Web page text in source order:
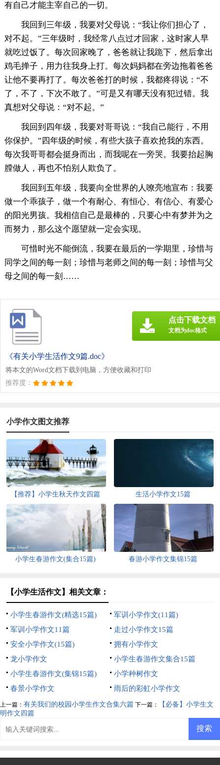
有自己才能主宰自己的一切。
我回到三年级，我要对父母说：“我让你们担心了，
对不起。”三年级时，我经常八点过才回家，这时家人早
就吃过饭了。每次回家晚了，爸爸就让我跪下，然后拿出
鸡毛掸子，用力往我身上打。每次妈妈都在旁边拖着爸爸
让他不要再打了。每次爸爸打的时候，我都疼得说：“不
了，不了，下次不敢了。”可是又有哪天没有犯过错。我
真想对父母说：“对不起。”
我回到四年级，我要对哥哥说：“我自己能行，不用
你保护。”四年级的时候，有些大孩子喜欢抢我的东西。
每次我哥哥都会挺身而出，而我呢在一旁哭。我要抬起胸
膛做人，再也不怕别人欺负了。
我回到五年级，我要向全世界的人嘹亮地宣布：我要
做一个乖孩子，做一个有耐心、有恒心、有信心、有爱心
的阳光男孩。我相信自己是最棒的，只要心中有梦并为之
而努力，那么这个愿望就一定会实现。
可惜时光不能倒流，我要在最后的一学期里，珍惜与
同学之间的每一刻；珍惜与老师之间的每一刻；珍惜与父
母之间的每一刻……
《有关小学生活作文9篇.doc》
将本文的Word文档下载到电脑，方便收藏和打印
推荐度：
点击下载文档
文档为doc格式
小学作文图文推荐
【推荐】小学生秋天作文四篇 生活小学作文15篇
小学生春游作文(集合15篇) 春游小学作文集锦15篇
【小学生活作文】相关文章：
小学生春游作文(精选15篇)
军训小学作文(11篇)
军训小学作文11篇
走过小学作文15篇
安全小学作文(15篇)
拥有小学作文
龙小学作文
小学生春游作文集合15篇
小学生春游作文(集锦15篇)
小学种树作文
春景小学作文
雨后的彩虹小学作文
上一篇： 有关我们的校园小学生作文合集六篇 下一篇：
【必备】小学生文
明作文四篇